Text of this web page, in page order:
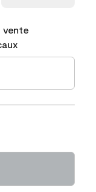
vente